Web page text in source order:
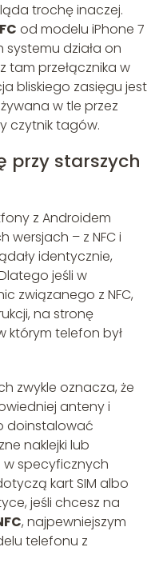
trochę inaczej.
od modelu iPhone 7
systemu działa on
tam przełącznika w
bliskiego zasięgu jest
w tle przez
czytnik tagów.
przy starszych
z Androidem
wersjach – z NFC i
identycznie,
jeśli w
związanego z NFC,
na stronę
którym telefon był
zwykle oznacza, że
anteny i
doinstalować
naklejki lub
w specyficznych
kart SIM albo
jeśli chcesz na
, najpewniejszym
telefonu z